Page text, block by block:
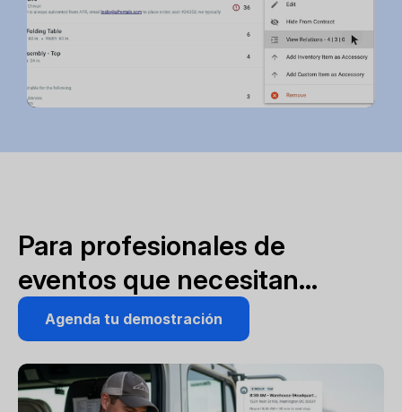
Para profesionales de
eventos que necesitan…
Agenda tu demostración